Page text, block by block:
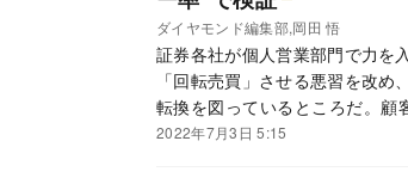
ダイヤモンド編集部,岡田 悟
証券各社が個人営業部門で力を
「回転売買」させる悪習を改
転換を図っているところだ。顧
る費用をどれだけカバーできる
2022年7月3日 5:15